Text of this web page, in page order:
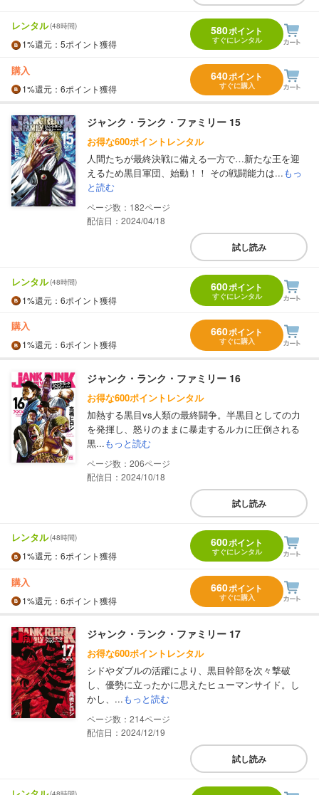
レンタル(48時間)
1%還元 ：5ポイント獲得
580ポイント
すぐにレンタル
購入
1%還元 ：6ポイント獲得
640ポイント
すぐに購入
ジャンク・ランク・ファミリー 15
お得な600ポイントレンタル
人間たちが最終決戦に備える一方で…新たな王を迎
えるため黒目軍団、始動！！ その戦闘能力は...もっ
と読む
182
配信日：2024/04/18
試し読み
レンタル(48時間)
1%還元 ：6ポイント獲得
600ポイント
すぐにレンタル
購入
1%還元 ：6ポイント獲得
660ポイント
すぐに購入
ジャンク・ランク・ファミリー 16
お得な600ポイントレンタル
加熱する黒目vs人類の最終闘争。半黒目としての力
を発揮し、怒りのままに暴走するルカに圧倒される
黒...もっと読む
206
配信日：2024/10/18
試し読み
レンタル(48時間)
1%還元 ：6ポイント獲得
600ポイント
すぐにレンタル
購入
1%還元 ：6ポイント獲得
660ポイント
すぐに購入
ジャンク・ランク・ファミリー 17
お得な600ポイントレンタル
シドやダブルの活躍により、黒目幹部を次々撃破
し、優勢に立ったかに思えたヒューマンサイド。し
かし、...もっと読む
214
配信日：2024/12/19
試し読み